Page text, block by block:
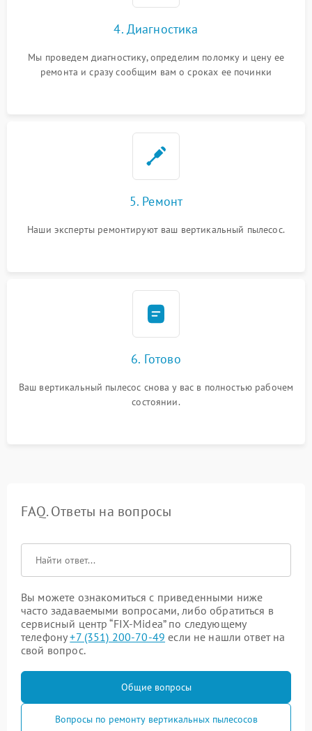
4. Диагностика
Мы проведем диагностику, определим поломку и цену ее
ремонта и сразу сообщим вам о сроках ее починки
5. Ремонт
Наши эксперты ремонтируют ваш вертикальный пылесос.
6. Готово
Ваш вертикальный пылесос снова у вас в полностью рабочем
состоянии.
FAQ. Ответы на вопросы
Вы можете ознакомиться с приведенными ниже
часто задаваемыми вопросами, либо обратиться в
сервисный центр “FIX-Midea” по следующему
телефону+7 (351) 200-70-49 если не нашли ответ на
свой вопрос.
Общие вопросы
Вопросы по ремонту вертикальных пылесосов